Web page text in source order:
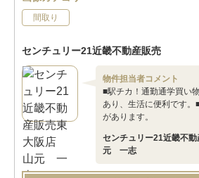
間取り
センチュリー21近畿不動産販売
物件担当者コメント
■駅チカ！通勤通学買い
あり、生活に便利です
があります。
センチュリー21近畿不
元 一志